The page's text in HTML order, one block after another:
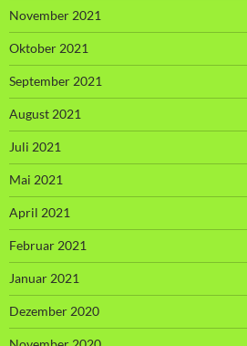
November 2021
Oktober 2021
September 2021
August 2021
Juli 2021
Mai 2021
April 2021
Februar 2021
Januar 2021
Dezember 2020